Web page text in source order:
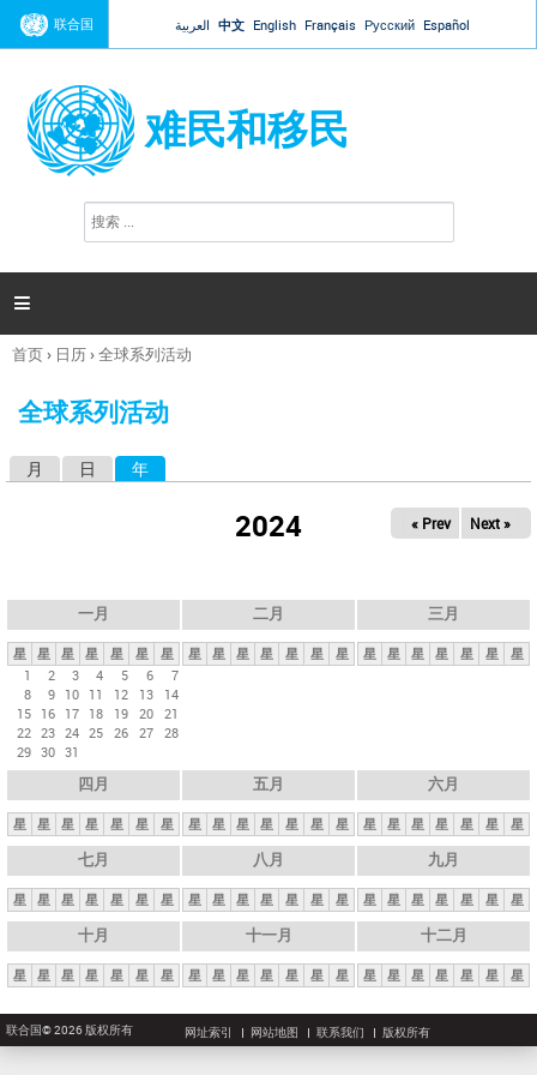
Jump to navigation
联合国 العربية 中文 English Français Русский Español
难民和移民
搜
索

你
这
首页› 日历›全球系列活动
全球系列活动
月 日 年
2024 « Prev Next »
一月
星 星 星 星 星 星
星
1
2 3 4 5 6
7
8
9 10 11 12 13
14
15 16 17 18 19 20 21
22 23 24 25 26 27 28
29 30 31
二月
星 星 星 星 星 星 星
三月
星 星 星 星 星 星 星
四月
星 星 星 星 星 星 星
五月
星 星 星 星 星 星 星
六月
星 星 星 星 星 星 星
七月
星 星 星 星 星 星 星
八月
星 星 星 星 星 星 星
九月
星 星 星 星 星 星 星
十月
星 星 星 星 星 星 星
十一月
星 星 星 星 星 星 星
十二月
星 星 星 星 星 星 星
联合国© 2026 版权所有 网址索引 网站地图 联系我们 版权所有